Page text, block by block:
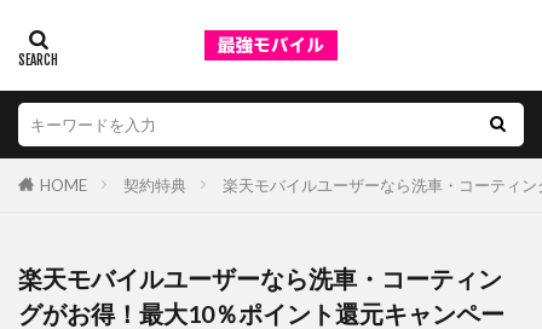
HOME 契約特典 楽天モバイルユーザーなら洗車・コーティ
楽天モバイルユーザーなら洗車・コーティン
グがお得！最大10％ポイント還元キャンペー